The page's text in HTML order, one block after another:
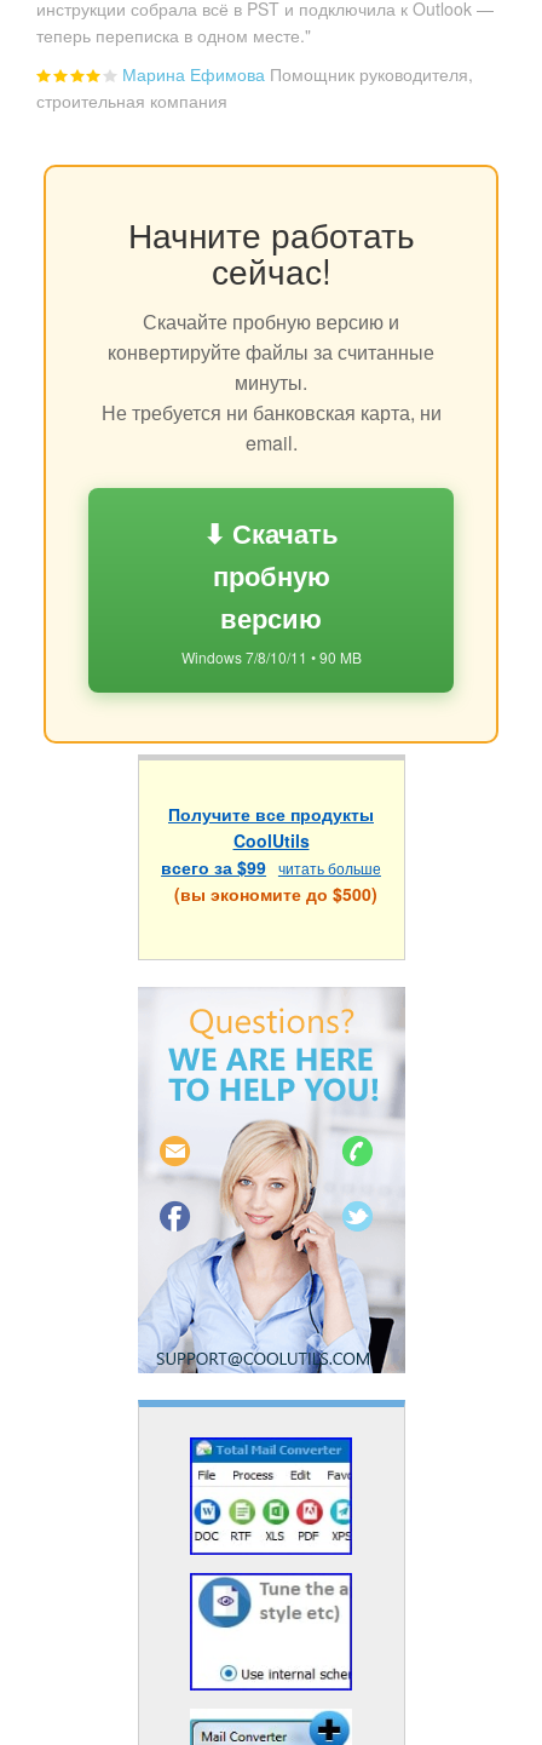
инструкции собрала всё в PST и подключила к Outlook —
теперь переписка в одном месте."
Марина Ефимова Помощник руководителя,
строительная компания
Начните работать
сейчас!
Скачайте пробную версию и
конвертируйте файлы за считанные
минуты.
Не требуется ни банковская карта, ни
email.
⬇ Скачать
пробную
версию
Windows 7/8/10/11 • 90 MB
Получите все продукты
CoolUtils
всего за $99 читать больше
(вы экономите до $500)